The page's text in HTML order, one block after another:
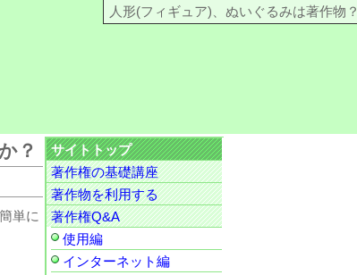
人形(フィギュア)、ぬいぐるみは著作物？
？
単に
サイトトップ
著作権の基礎講座
著作物を利用する
著作権Q&A
使用編
インターネット編